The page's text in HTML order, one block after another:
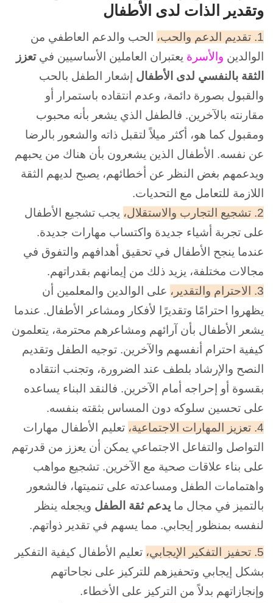
وتقدير الذات لدى الأطفال
1. تقديم الدعم والحب،
الحب والدعم العاطفي من
الوالدين والأسرة يعتبران العاملين الأساسيين في تعز ز
الثقة بالنفسي لدى الأطفال إشعار الطفل بالحب
والقبول بصورة دائمة، وعدم انتقاده باستمرار أو
مقارنته بالآخرين. فالطفل الذي يشعر بأنه محبوب
ومقبول كما هو، أكثر ميلاً لتقبل ذاته والشعور بالرضا
عن نفسه. الأطفال الذين يشعرون بأن هناك من يحبهم
ويدعمهم بغض النظر عن أخطائهم، يصبح لديهم الثقة
اللازمة للتعامل مع التحديات.
2. تشجيع التجارب والاستقلال،
يجب تشجيع الأطفال
على تجربة أشياء جديدة واكتساب مهارات جديدة.
عندما ينجح الأطفال في تحقيق أهدافهم والتفوق في
مجالات مختلفة، يزيد ذلك من إيمانهم بقدراتهم.
3. الاحترام والتقدير،
على الوالدين والمعلمين أن
يظهروا احترامًا وتقديرًا لأفكار ومشاعر الأطفال. عندما
يشعر الأطفال بأن آرائهم ومشاعرهم محترمة، يتعلمون
كيفية احترام أنفسهم والآخرين. توجيه الطفل وتقديم
النصح والإرشاد بلطف عند الضرورة، وتجنب انتقاده
بقسوة أو إحراجه أمام الآخرين. فالنقد البناء يساعده
على تحسين سلوكه دون المساس بثقته بنفسه.
4. تعزيز المهارات الاجتماعية،
تعليم الأطفال مهارات
التواصل والتفاعل الاجتماعي يمكن أن يعزز من قدرتهم
على بناء علاقات صحية مع الآخرين. تشجيع مواهب
واهتمامات الطفل ومساعدته على تنميتها، فالشعور
بالتميز في مجال ما يدعم ثقة الطفل ويجعله ينظر
لنفسه بمنظور إيجابي. مما يسهم في تقدير ذواتهم.
5. تحفيز التفكير الإيجابي،
تعليم الأطفال كيفية التفكير
بشكل إيجابي وتحفيزهم للتركيز على نجاحاتهم
وإنجازاتهم بدلاً من التركيز على الأخطاء.